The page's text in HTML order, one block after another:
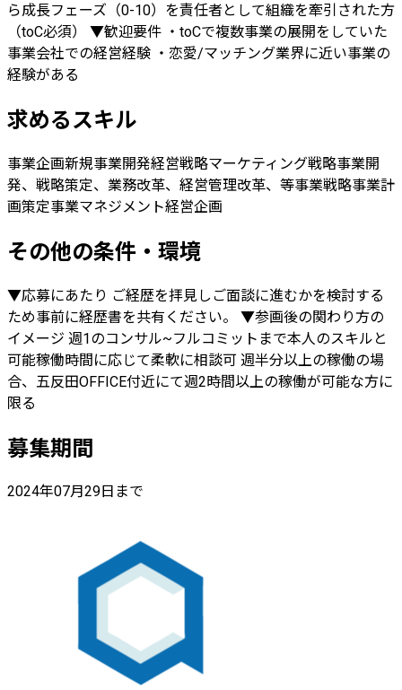
ら成長フェーズ（0-10）を責任者として組織を牽引された方
（toC必須） ▼歓迎要件 ・toCで複数事業の展開をしていた
事業会社での経営経験 ・恋愛/マッチング業界に近い事業の
経験がある
求めるスキル
事業企画新規事業開発経営戦略マーケティング戦略事業開
発、戦略策定、業務改革、経営管理改革、等事業戦略事業計
画策定事業マネジメント経営企画
その他の条件・環境
▼応募にあたり ご経歴を拝見しご面談に進むかを検討する
ため事前に経歴書を共有ください。 ▼参画後の関わり方の
イメージ 週1のコンサル~フルコミットまで本人のスキルと
可能稼働時間に応じて柔軟に相談可 週半分以上の稼働の場
合、五反田OFFICE付近にて週2時間以上の稼働が可能な方に
限る
募集期間
2024年07月29日まで